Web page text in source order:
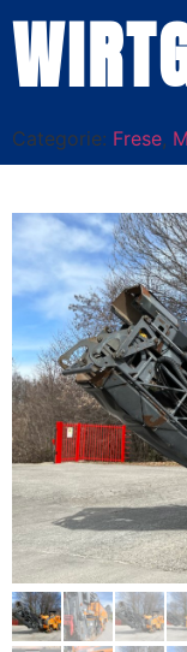
Categorie: Frese,